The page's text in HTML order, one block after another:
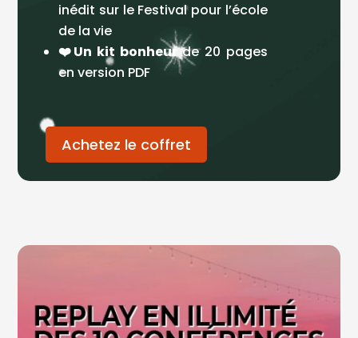
inédit sur le Festival pour l’école
de la vie
❤️Un kit bonheurde 20 pages
en version PDF
Achetez le coffret